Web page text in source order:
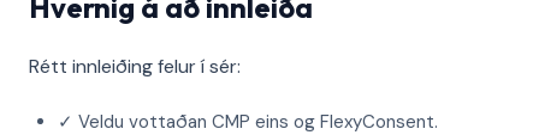
Hvernig á að innleiða
Rétt innleiðing felur í sér:
✓ Veldu vottaðan CMP eins og FlexyConsent.